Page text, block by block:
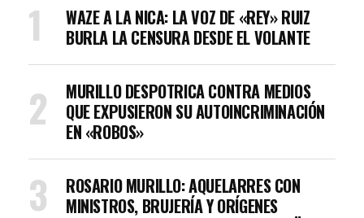
WAZE A LA NICA: LA VOZ DE «REY» RUIZ
BURLA LA CENSURA DESDE EL VOLANTE
MURILLO DESPOTRICA CONTRA MEDIOS
QUE EXPUSIERON SU AUTOINCRIMINACIÓN
EN «ROBOS»
ROSARIO MURILLO: AQUELARRES CON
MINISTROS, BRUJERÍA Y ORÍGENES